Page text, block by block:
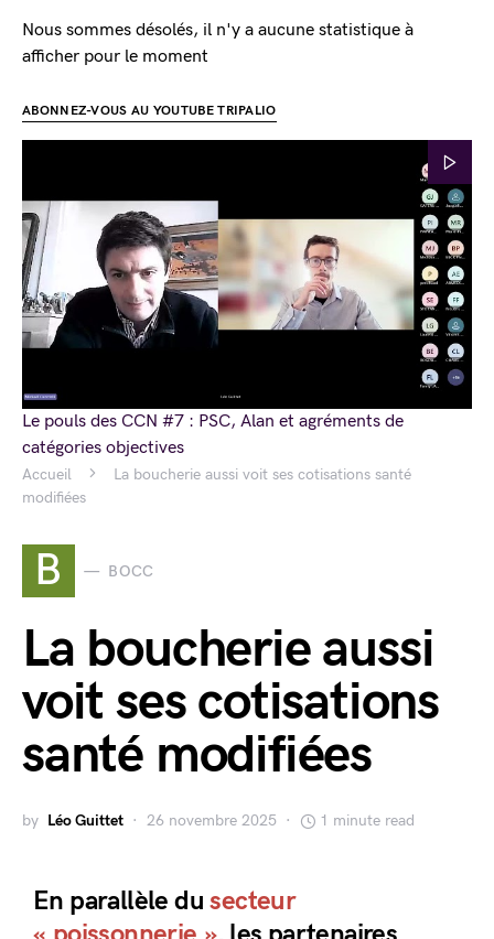
Accueil
La boucherie aussi voit ses cotisations santé
modifiées
B BOCC
La boucherie aussi
voit ses cotisations
santé modifiées
by Léo Guittet 26 novembre 2025 1 minute read
En parallèle dusecteur
Nous sommes désolés, il n'y a aucune statistique à
afficher pour le moment
ABONNEZ-VOUS AU YOUTUBE TRIPALIO
Le pouls des CCN #7 : PSC, Alan et agréments de
catégories objectives